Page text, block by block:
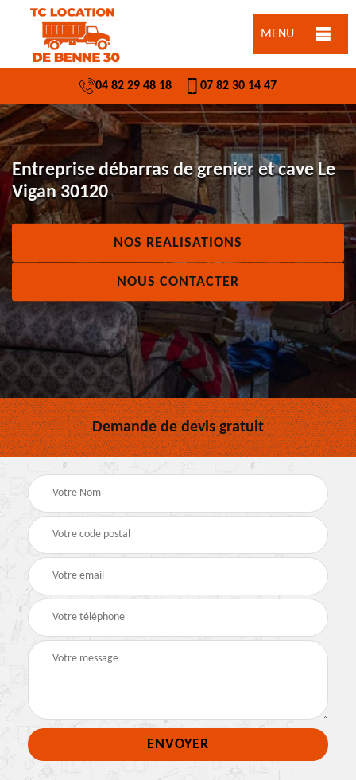
MENU
04 82 29 48 18 07 82 30 14 47
Entreprise débarras de grenier et cave Le
Vigan 30120
NOS REALISATIONS
NOUS CONTACTER
Demande de devis gratuit